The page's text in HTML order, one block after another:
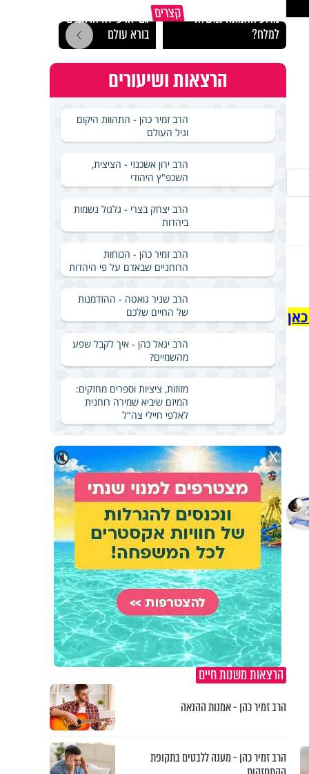
קצרים
מדוע האמונה נמשלה
למלח?
גם ׳הרע׳ זה הרחמים של
בורא עולם
הרצאות ושיעורים
הרב זמיר כהן - התהוות היקום
וגיל העולם
הרב ירון אשכנזי - הציצית,
השכפ"ץ היהודי
הרב יצחק בצרי - גלגול נשמות
ביהדות
הרב זמיר כהן - הכוחות
הרוחניים שבאדם על פי היהדות
הרב שניר גואטה - ההזדמנות
של החיים שלכם
הרב יגאל כהן - איך לקבל שפע
מהשמיים?
מזוזות, ציציות וספרים מחזקים:
המיזם שיביא שמירה רוחנית
לאלפי חיילי צה"ל
🔇 X
הרצאות משנות חיים
הרב זמיר כהן - אמנות ההנאה
הרב זמיר כהן - מענה ללבטים בתקופת